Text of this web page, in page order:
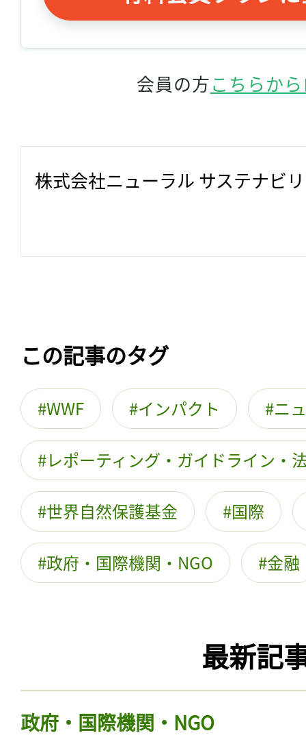
会員の方こちらか
株式会社ニューラル サステナビ
この記事のタグ
WWF インパクト ニ
レポーティング・ガイドライン・
世界自然保護基金 国際
政府・国際機関・NGO 金融
最新記
政府・国際機関・NGO